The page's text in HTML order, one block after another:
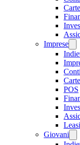
Carte
Imprese
Carte
POS
Giovani